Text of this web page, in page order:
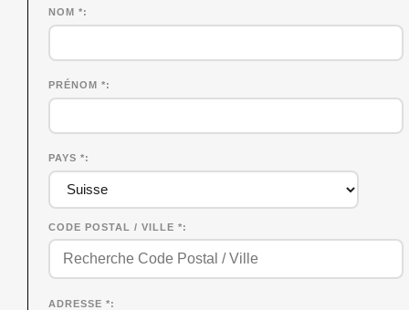
NOM *
PRÉNOM *
PAYS *
CODE POSTAL / VILLE *
ADRESSE *